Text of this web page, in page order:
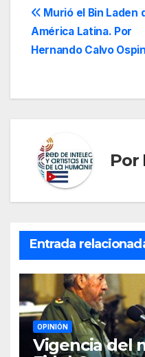
de
Murió el Bin Laden
América Latina. Por
Hernando Calvo
Por
Entrada
OPINIÓN
Vigencia del